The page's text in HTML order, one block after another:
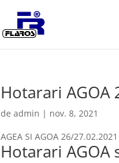
Hotarari AGOA
deadmin | nov. 8, 2021
AGEA SI AGOA 26/27.02.2021
Hotarari AGOA